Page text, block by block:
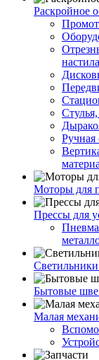
Раскройное
настила
Ручная
Моторы для
Прессы для
Светильники
Бытовые
Малая